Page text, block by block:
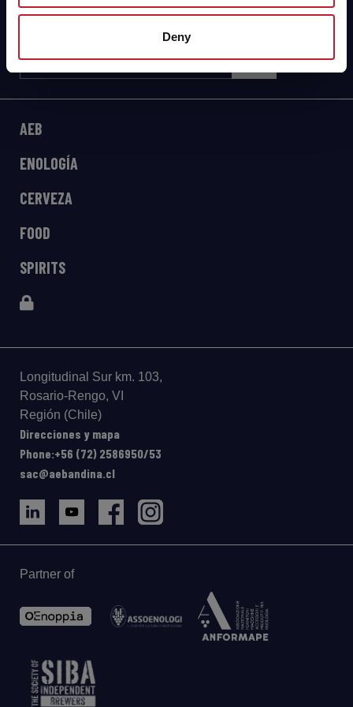
Deny
AEB
ENOLOGÍA
CERVEZA
FOOD
SPIRITS
Longitudinal Sur km. 103,
Rosario-Rengo, VI
Región (Chile)
Direcciones y mapa
Phone:+56 (72) 2586950/53
sac@aebandina.cl
Partner of